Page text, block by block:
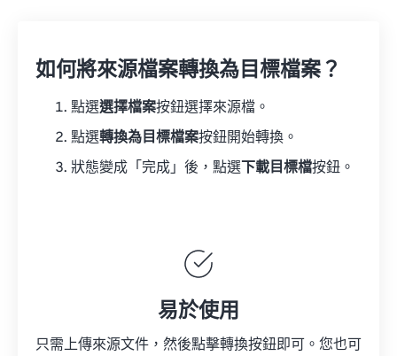
如何將來源檔案轉換為目標檔案？
點選選擇檔案按鈕選擇來源檔。
點選轉換為目標檔案按鈕開始轉換。
狀態變成「完成」後，點選 下載目標檔按鈕。
易於使用
只需上傳來源文件，然後點擊轉換按鈕即可。您也可